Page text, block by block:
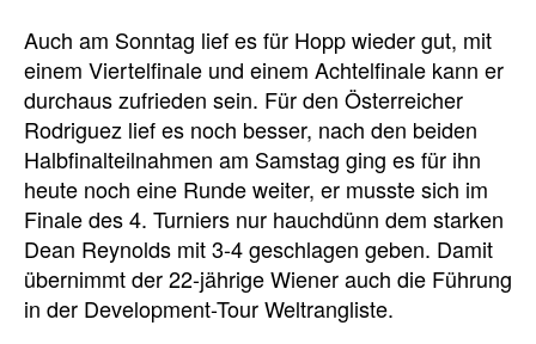
Auch am Sonntag lief es für Hopp wieder gut, mit
einem Viertelfinale und einem Achtelfinale kann er
durchaus zufrieden sein. Für den Österreicher
Rodriguez lief es noch besser, nach den beiden
Halbfinalteilnahmen am Samstag ging es für ihn
heute noch eine Runde weiter, er musste sich im
Finale des 4. Turniers nur hauchdünn dem starken
Dean Reynolds mit 3-4 geschlagen geben. Damit
übernimmt der 22-jährige Wiener auch die Führung
in der Development-Tour Weltrangliste.